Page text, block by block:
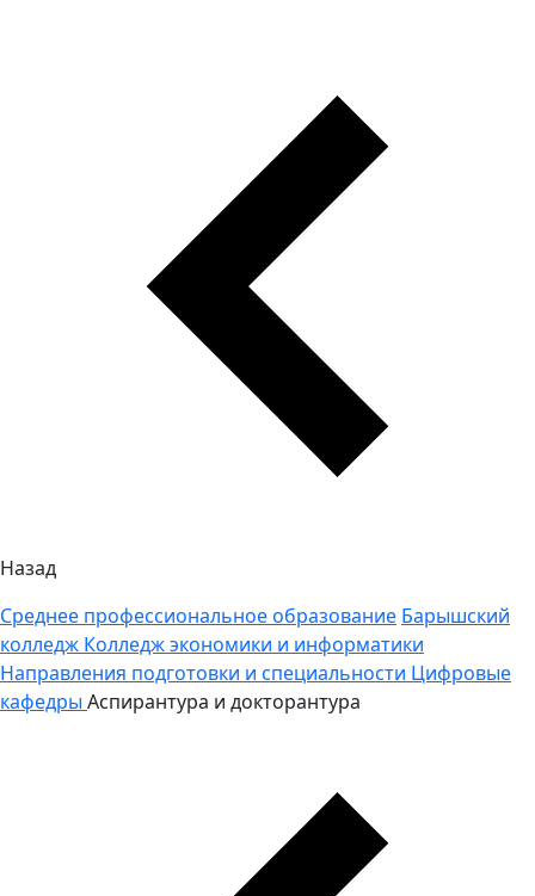
Назад
Среднее профессиональное образование Барышский
колледж Колледж экономики и информатики
Направления подготовки и специальности Цифровые
кафедры Аспирантура и докторантура